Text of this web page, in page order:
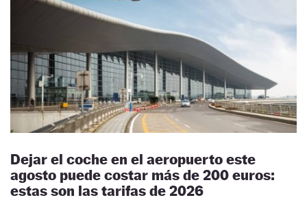
Dejar el coche en el aeropuerto este
agosto puede costar más de 200 euros:
estas son las tarifas de 2026